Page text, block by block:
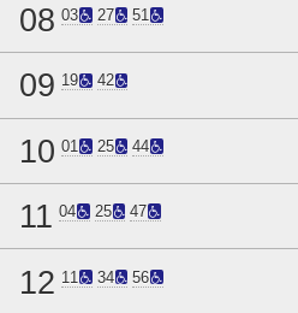
08 03 27 51
09 19 42
10 01 25 44
11 04 25 47
12 11 34 56